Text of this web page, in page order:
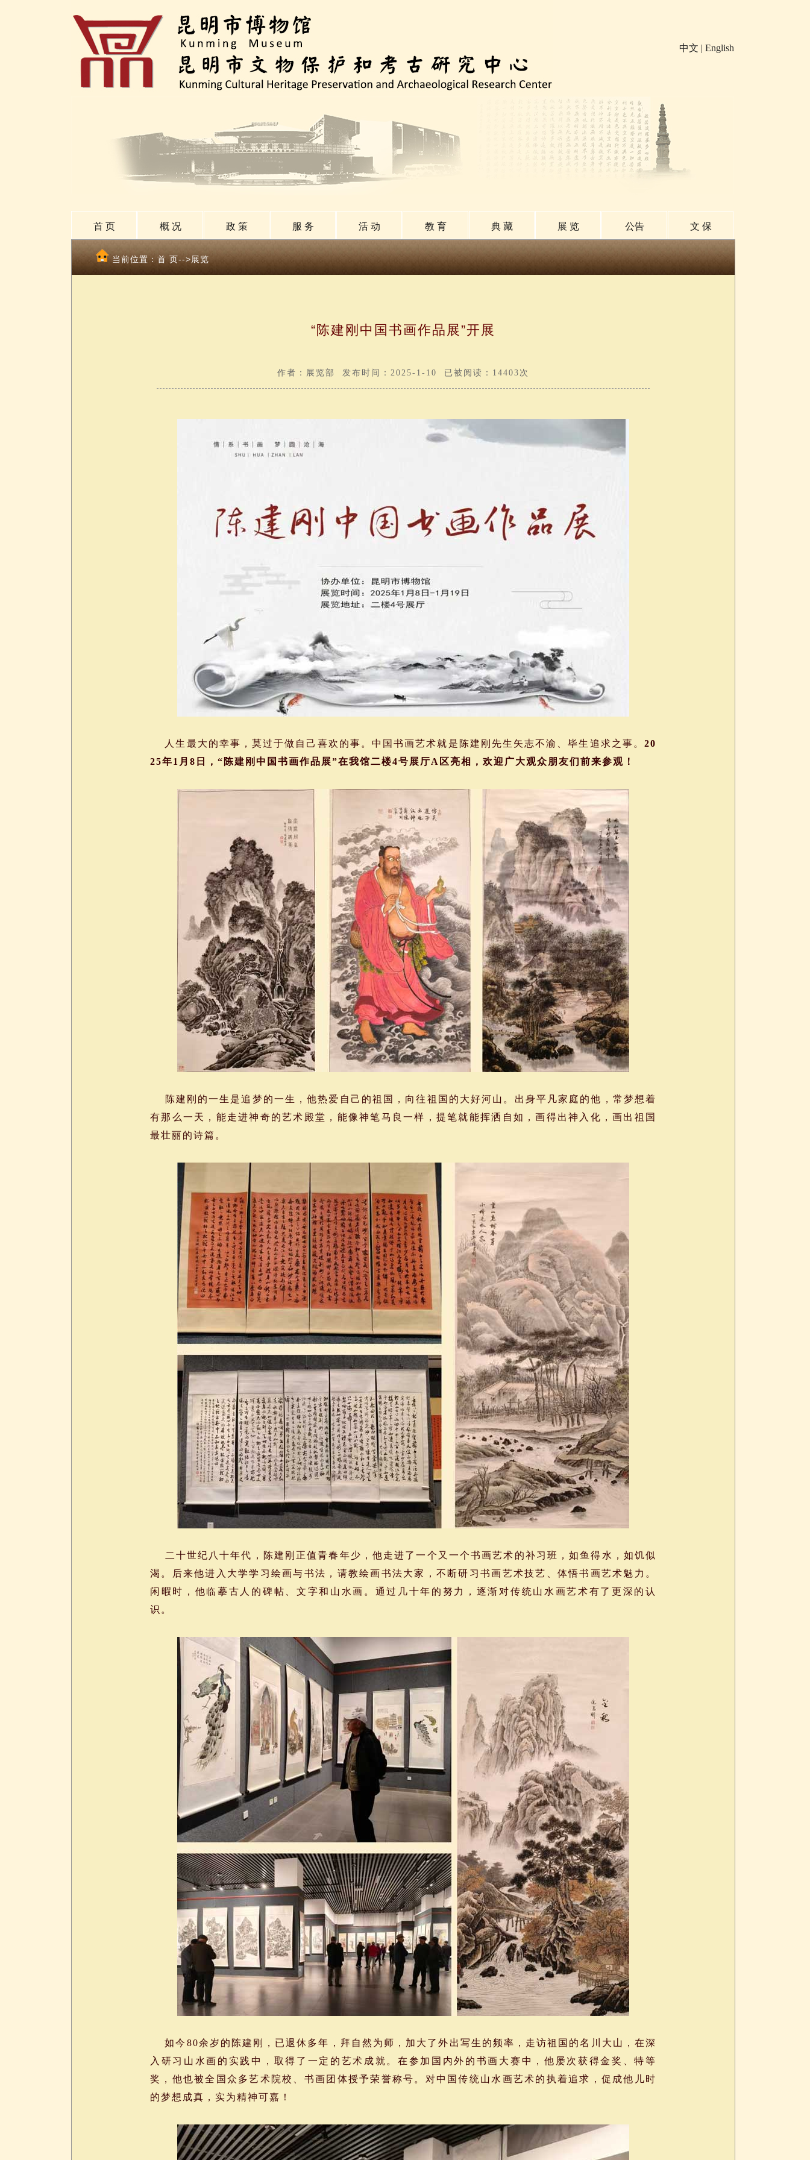
中文 | English
首 页 概 况 政 策 服 务 活 动 教 育 典 藏 展 览 公告 文 保
当前位置： 首 页-->展览
“陈建刚中国书画作品展”开展
作者：展览部 发布时间：2025-1-10 已被阅读：14403次
人生最大的幸事，莫过于做自己喜欢的事。中国书画艺术就是陈建刚先生矢志不渝、毕生追求之事。 20
25年1月8日，“陈建刚中国书画作品展”在我馆二楼4号展厅A区亮相，欢迎广大观众朋友们前来参观！
陈建刚的一生是追梦的一生，他热爱自己的祖国，向往祖国的大好河山。出身平凡家庭的他，常梦想着
有那么一天，能走进神奇的艺术殿堂，能像神笔马良一样，提笔就能挥洒自如，画得出神入化，画出祖国
最壮丽的诗篇。
二十世纪八十年代，陈建刚正值青春年少，他走进了一个又一个书画艺术的补习班，如鱼得水，如饥似
渴。后来他进入大学学习绘画与书法，请教绘画书法大家，不断研习书画艺术技艺、体悟书画艺术魅力。
闲暇时，他临摹古人的碑帖、文字和山水画。通过几十年的努力，逐渐对传统山水画艺术有了更深的认
识。
如今80余岁的陈建刚，已退休多年，拜自然为师，加大了外出写生的频率，走访祖国的名川大山，在深
入研习山水画的实践中，取得了一定的艺术成就。在参加国内外的书画大赛中，他屡次获得金奖、特等
奖，他也被全国众多艺术院校、书画团体授予荣誉称号。对中国传统山水画艺术的执着追求，促成他儿时
的梦想成真，实为精神可嘉！